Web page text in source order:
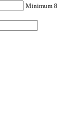
Minimum 8